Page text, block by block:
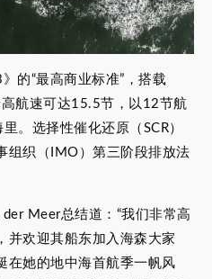
的“最高商业标准”，搭载
航速可达15.5节，以12节航
。选择性催化还原（SCR）
组织（IMO）第三阶段排放法
Meer总结道：“我们非常高
并欢迎其船东加入海森大家
在她的地中海首航季一帆风